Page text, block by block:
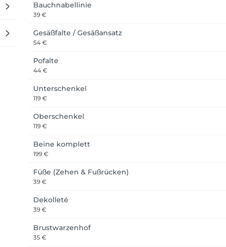
Bauchnabellinie
39 €
Gesäßfalte / Gesäßansatz
54 €
Pofalte
44 €
Unterschenkel
119 €
Oberschenkel
119 €
Beine komplett
199 €
Füße (Zehen & Fußrücken)
39 €
Dekolleté
39 €
Brustwarzenhof
35 €